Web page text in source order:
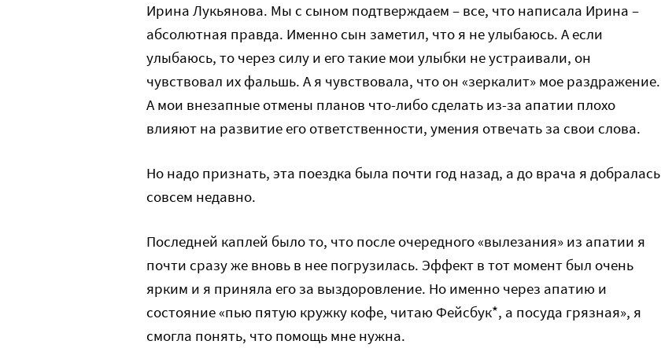
Ирина Лукьянова. Мы с сыном подтверждаем – все, что написала Ирина –
абсолютная правда. Именно сын заметил, что я не улыбаюсь. А если
улыбаюсь, то через силу и его такие мои улыбки не устраивали, он
чувствовал их фальшь. А я чувствовала, что он «зеркалит» мое раздражение.
А мои внезапные отмены планов что-либо сделать из-за апатии плохо
влияют на развитие его ответственности, умения отвечать за свои слова.
Но надо признать, эта поездка была почти год назад, а до врача я добралась
совсем недавно.
Последней каплей было то, что после очередного «вылезания» из апатии я
почти сразу же вновь в нее погрузилась. Эффект в тот момент был очень
ярким и я приняла его за выздоровление. Но именно через апатию и
состояние «пью пятую кружку кофе, читаю Фейсбук*, а посуда грязная», я
смогла понять, что помощь мне нужна.